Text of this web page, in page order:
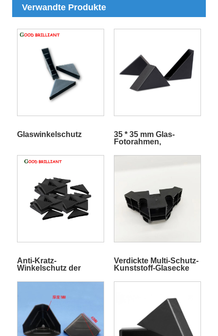
Verwandte Produkte
Glaswinkelschutz
35 * 35 mm Glas-
Fotorahmen,
Anti-Kratz-
Winkelschutz der
Verdickte Multi-Schutz-
Kunststoff-Glasecke